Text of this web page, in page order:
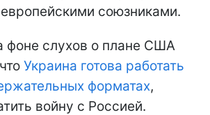
союзниками.
фоне слухов о плане США
Украина готова работать
форматах,
войну с Россией.